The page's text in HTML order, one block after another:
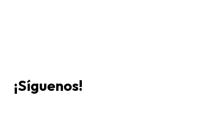
¡Síguenos!